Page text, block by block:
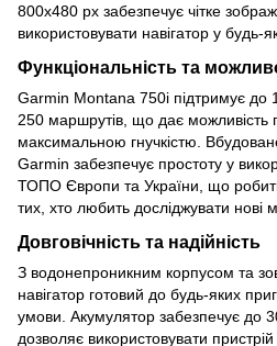
800x480 px забезпечує чітке
використовувати навігатор у будь-
Функціональність та
Garmin Montana 750i підтримує до
250 маршрутів, що дає можливість
максимальною гнучкістю.
Garmin забезпечує простоту у
ТОПО Європи та України, що
тих, хто любить досліджувати нові
Довговічність та надійність
З водонепроникним корпусом та
навігатор готовий до будь-яких
умови. Акумулятор забезпечує до
дозволяє використовувати